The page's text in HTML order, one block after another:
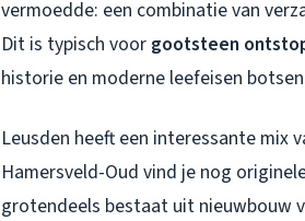
vermoedde: een combinatie van
Dit is typisch voor gootsteen
historie en moderne leefeisen
Leusden heeft een interessante mix
Hamersveld-Oud vind je nog
grotendeels bestaat uit nieuwbouw